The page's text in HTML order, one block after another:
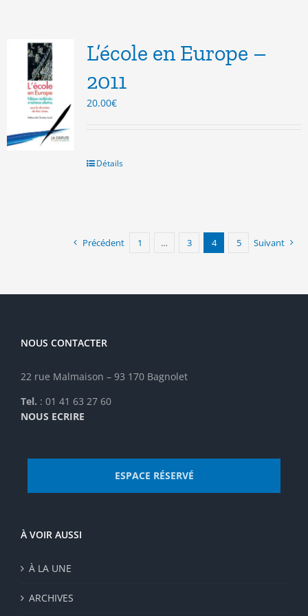
L’école en Europe –
2011
20.00€
Détails
Précédent 1 … 3 4 5 Suivant
NOUS CONTACTER
22 rue Malmaison – 93 170 Bagnolet
Tel. : 01 41 63 27 60
NOUS ECRIRE
ESPACE RÉSERVÉ
À VOIR AUSSI
À LA UNE
ARCHIVES